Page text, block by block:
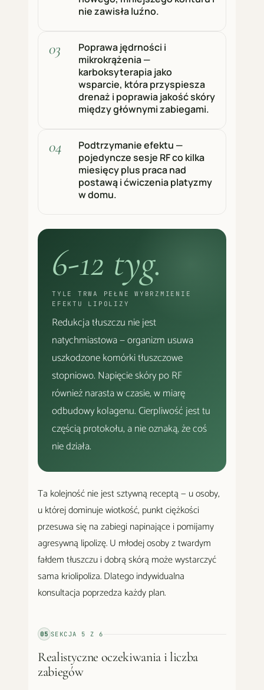
nie zawisła luźno.
Poprawa jędrności i
mikrokrążenia —
karboksyterapia jako
wsparcie, która przyspiesza
drenaż i poprawia jakość skóry
między głównymi zabiegami.
Podtrzymanie efektu —
pojedyncze sesje RF co kilka
miesięcy plus praca nad
postawą i ćwiczenia platyzmy
w domu.
6-12 tyg.
TYLE TRWA PEŁNE WYBRZMIENIE
EFEKTU LIPOLIZY
Redukcja tłuszczu nie jest
natychmiastowa — organizm usuwa
uszkodzone komórki tłuszczowe
stopniowo. Napięcie skóry po RF
również narasta w czasie, w miarę
odbudowy kolagenu. Cierpliwość jest tu
częścią protokołu, a nie oznaką, że coś
nie działa.
Ta kolejność nie jest sztywną receptą — u osoby,
u której dominuje wiotkość, punkt ciężkości
przesuwa się na zabiegi napinające i pomijamy
agresywną lipolizę. U młodej osoby z twardym
fałdem tłuszczu i dobrą skórą może wystarczyć
sama kriolipoliza. Dlatego indywidualna
konsultacja poprzedza każdy plan.
05 SEKCJA 5 Z6
Realistyczne oczekiwania i liczba
zabiegów